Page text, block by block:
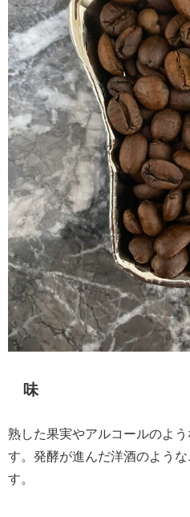
味
熟した果実やアルコールのよ
す。発酵が進んだ洋酒のよう
す。